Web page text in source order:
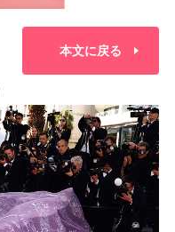
本文に戻る